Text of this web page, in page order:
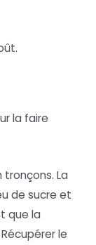
la faire
La
de sucre et
que la
le